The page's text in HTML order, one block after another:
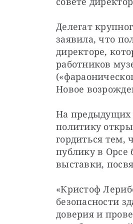
Делегат
заявила, что
директоре,
работников
Новое
На предыдущих
политику
гордиться тем,
публику в Орсе
выставки,
«Кристоф
безопасности
доверия и